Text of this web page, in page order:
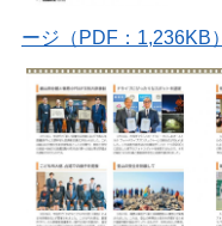
ージ（PDF：1,236KB）